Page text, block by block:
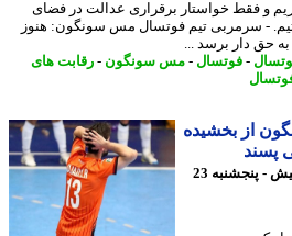
فقط خواستار برقراری عدالت در فضای
سرمربی تیم فوتسال مس سونگون: هنوز
دار برسد ...
-فوتسال-مس سونگون-رقابت های
از بخشیده
6 ماه پیش - پنجشنبه 23